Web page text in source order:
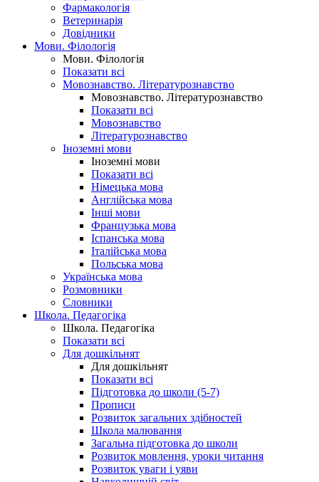
Фармакологія
Ветеринарія
Довідники
Мови. Філологія
Мови. Філологія
Показати всі
Мовознавство. Літературознавство
Мовознавство. Літературознавство
Показати всі
Мовознавство
Літературознавство
Іноземні мови
Іноземні мови
Показати всі
Німецька мова
Англійська мова
Інші мови
Французька мова
Іспанська мова
Італійська мова
Польська мова
Українська мова
Розмовники
Словники
Школа. Педагогіка
Школа. Педагогіка
Показати всі
Для дошкільнят
Для дошкільнят
Показати всі
Підготовка до школи (5-7)
Прописи
Розвиток загальних здібностей
Школа малювання
Загальна підготовка до школи
Розвиток мовлення, уроки читання
Розвиток уваги і уяви